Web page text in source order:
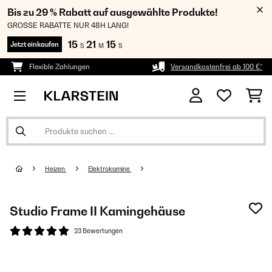
Bis zu 29 % Rabatt auf ausgewählte Produkte!
GROSSE RABATTE NUR 48H LANG!
Jetzt einkaufen 15 S 21 M 15 S
Flexible Zahlungen Versandkostenfrei ab 100 €*
Heizen Elektrokamine
Studio Frame II Kamingehäuse
23 Bewertungen